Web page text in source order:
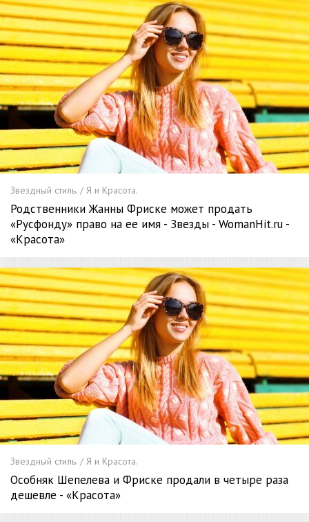
Звездный стиль. / Я и Красота.
Родственники Жанны Фриске может продать
«Русфонду» право на ее имя - Звезды - WomanHit.ru -
«Красота»
Звездный стиль. / Я и Красота.
Особняк Шепелева и Фриске продали в четыре раза
дешевле - «Красота»